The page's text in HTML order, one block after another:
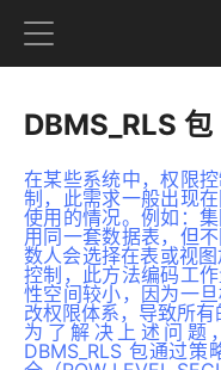
DBMS_RLS 包
在某些系统中，权限
制，此需求一般出现
使用的情况。例如：
用同一套数据表，但
数人会选择在表或视
控制，此方法编码工
性空间较小，因为一
改权限体系，导致所有
为了解决上述问题
DBMS_RLS 包通过